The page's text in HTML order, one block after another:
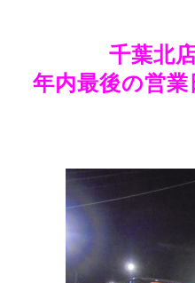
千葉北
年内最後の営